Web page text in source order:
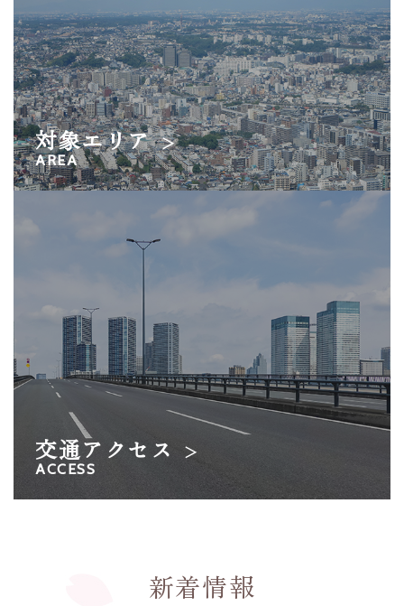
対象エリア ＞
AREA
交通アクセス ＞
ACCESS
新着情報